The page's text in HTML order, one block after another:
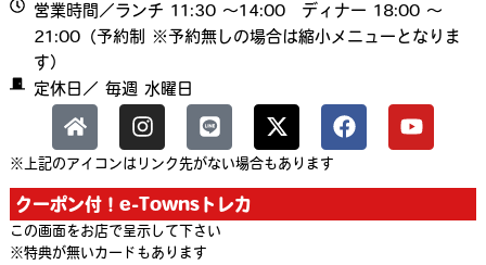
営業時間／ランチ 11:30 〜14:00 ディナー 18:00 〜
21:00（予約制 ※予約無しの場合は縮小メニューとなりま
す）
定休日／ 毎週 水曜日
※上記のアイコンはリンク先がない場合もあります
クーポン付！e-Townsトレカ
この画面をお店で呈示して下さい
※特典が無いカードもあります